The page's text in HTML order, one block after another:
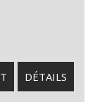
DÉTAILS